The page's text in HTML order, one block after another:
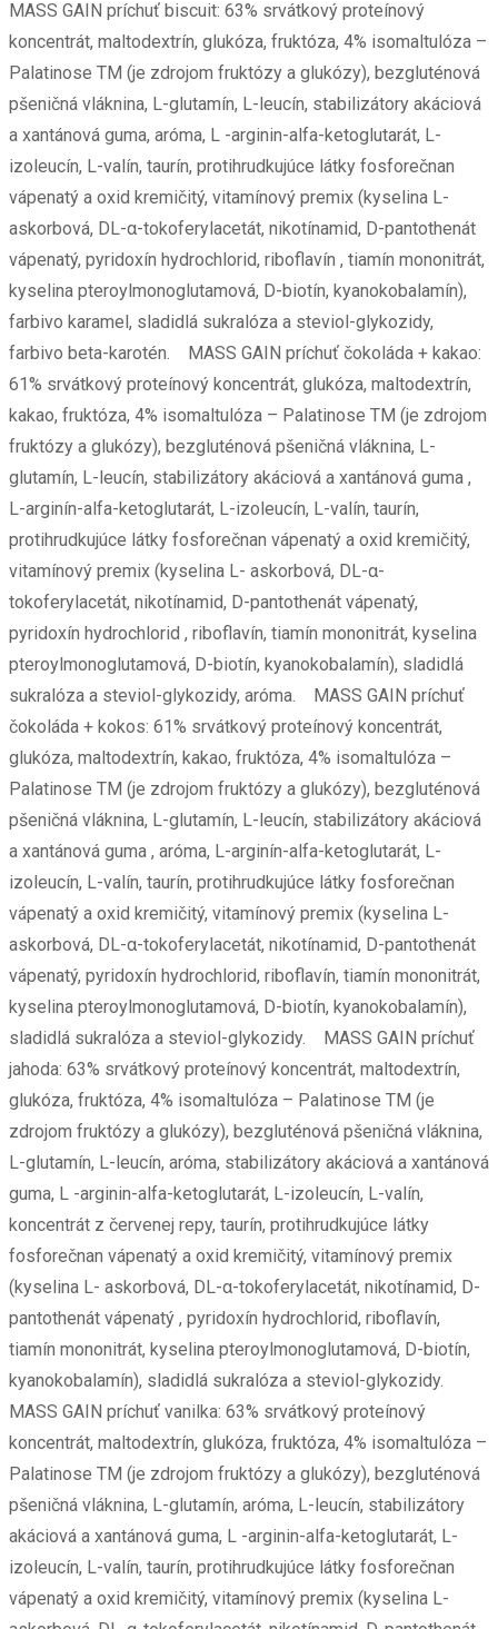
MASS GAIN príchuť biscuit: 63% srvátkový proteínový
koncentrát, maltodextrín, glukóza, fruktóza, 4% isomaltulóza –
Palatinose TM (je zdrojom fruktózy a glukózy), bezgluténová
pšeničná vláknina, L-glutamín, L-leucín, stabilizátory akáciová
a xantánová guma, aróma, L -arginin-alfa-ketoglutarát, L-
izoleucín, L-valín, taurín, protihrudkujúce látky fosforečnan
vápenatý a oxid kremičitý, vitamínový premix (kyselina L-
askorbová, DL-α-tokoferylacetát, nikotínamid, D-pantothenát
vápenatý, pyridoxín hydrochlorid, riboflavín , tiamín mononitrát,
kyselina pteroylmonoglutamová, D-biotín, kyanokobalamín),
farbivo karamel, sladidlá sukralóza a steviol-glykozidy,
farbivo beta-karotén. MASS GAIN príchuť čokoláda + kakao:
61% srvátkový proteínový koncentrát, glukóza, maltodextrín,
kakao, fruktóza, 4% isomaltulóza – Palatinose TM (je zdrojom
fruktózy a glukózy), bezgluténová pšeničná vláknina, L-
glutamín, L-leucín, stabilizátory akáciová a xantánová guma ,
L-arginín-alfa-ketoglutarát, L-izoleucín, L-valín, taurín,
protihrudkujúce látky fosforečnan vápenatý a oxid kremičitý,
vitamínový premix (kyselina L- askorbová, DL-α-
tokoferylacetát, nikotínamid, D-pantothenát vápenatý,
pyridoxín hydrochlorid , riboflavín, tiamín mononitrát, kyselina
pteroylmonoglutamová, D-biotín, kyanokobalamín), sladidlá
sukralóza a steviol-glykozidy, aróma. MASS GAIN príchuť
čokoláda + kokos: 61% srvátkový proteínový koncentrát,
glukóza, maltodextrín, kakao, fruktóza, 4% isomaltulóza –
Palatinose TM (je zdrojom fruktózy a glukózy), bezgluténová
pšeničná vláknina, L-glutamín, L-leucín, stabilizátory akáciová
a xantánová guma , aróma, L-arginín-alfa-ketoglutarát, L-
izoleucín, L-valín, taurín, protihrudkujúce látky fosforečnan
vápenatý a oxid kremičitý, vitamínový premix (kyselina L-
askorbová, DL-α-tokoferylacetát, nikotínamid, D-pantothenát
vápenatý, pyridoxín hydrochlorid, riboflavín, tiamín mononitrát,
kyselina pteroylmonoglutamová, D-biotín, kyanokobalamín),
sladidlá sukralóza a steviol-glykozidy. MASS GAIN príchuť
jahoda: 63% srvátkový proteínový koncentrát, maltodextrín,
glukóza, fruktóza, 4% isomaltulóza – Palatinose TM (je
zdrojom fruktózy a glukózy), bezgluténová pšeničná vláknina,
L-glutamín, L-leucín, aróma, stabilizátory akáciová a xantánová
guma, L -arginin-alfa-ketoglutarát, L-izoleucín, L-valín,
koncentrát z červenej repy, taurín, protihrudkujúce látky
fosforečnan vápenatý a oxid kremičitý, vitamínový premix
(kyselina L- askorbová, DL-α-tokoferylacetát, nikotínamid, D-
pantothenát vápenatý , pyridoxín hydrochlorid, riboflavín,
tiamín mononitrát, kyselina pteroylmonoglutamová, D-biotín,
kyanokobalamín), sladidlá sukralóza a steviol-glykozidy.
MASS GAIN príchuť vanilka: 63% srvátkový proteínový
koncentrát, maltodextrín, glukóza, fruktóza, 4% isomaltulóza –
Palatinose TM (je zdrojom fruktózy a glukózy), bezgluténová
pšeničná vláknina, L-glutamín, aróma, L-leucín, stabilizátory
akáciová a xantánová guma, L -arginin-alfa-ketoglutarát, L-
izoleucín, L-valín, taurín, protihrudkujúce látky fosforečnan
vápenatý a oxid kremičitý, vitamínový premix (kyselina L-